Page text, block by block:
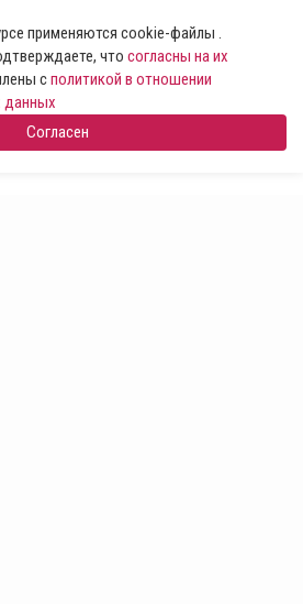
применяются cookie-файлы .
что согласны на их
сполитикой в отношении
данных
Согласен